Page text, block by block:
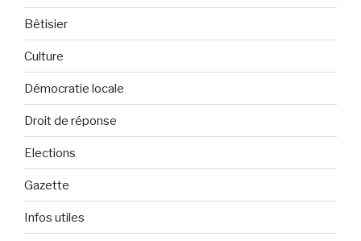
Bêtisier
Culture
Démocratie locale
Droit de réponse
Elections
Gazette
Infos utiles